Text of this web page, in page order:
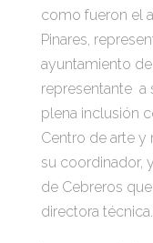
como fueron el
Pinares,
ayuntamiento
representante a
plena inclusión
Centro de arte y
su coordinador,
de Cebreros
directora técnica.